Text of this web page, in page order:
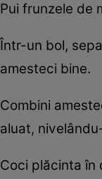
Pui frunzele de
Într-un bol,
amesteci bine.
Combini
aluat,
Coci plăcinta